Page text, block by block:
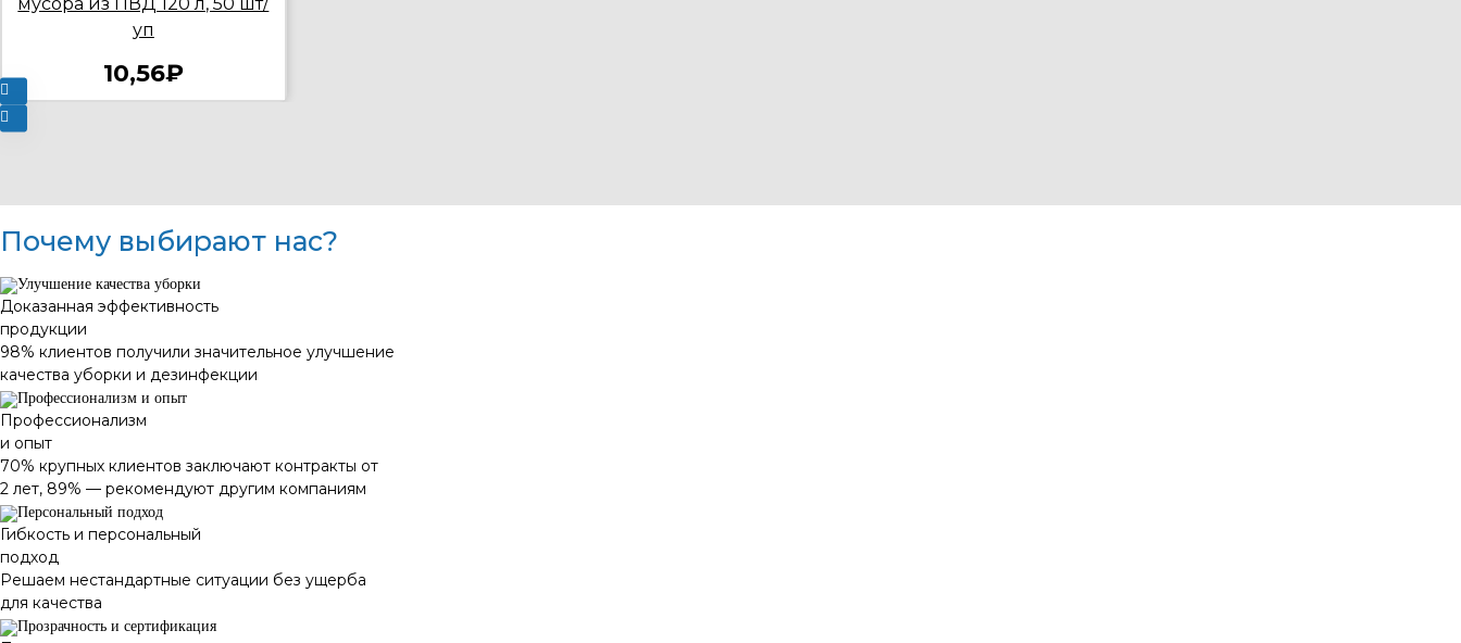
мусора из ПВД 120 л, 50 шт/
уп
10,56₽
Почему выбирают нас?
Доказанная эффективность
продукции
98% клиентов получили значительное улучшение
качества уборки и дезинфекции
Профессионализм
и опыт
70% крупных клиентов заключают контракты от
2 лет, 89% — рекомендуют другим компаниям
Гибкость и персональный
подход
Решаем нестандартные ситуации без ущерба
для качества